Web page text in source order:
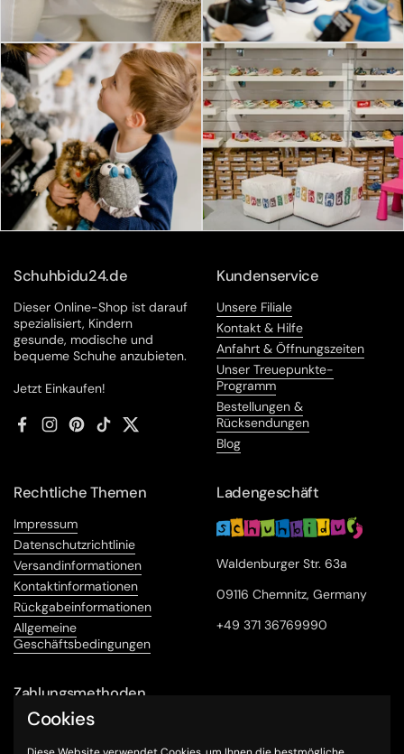
Schuhbidu24.de
Dieser Online-Shop ist darauf
spezialisiert, Kindern
gesunde, modische und
bequeme Schuhe anzubieten.
Jetzt Einkaufen!
FacebookInstagram
Pinterest
TikTokTwitter
Kundenservice
Unsere Filiale
Kontakt & Hilfe
Anfahrt & Öffnungszeiten
Unser Treuepunkte-
Programm
Bestellungen &
Rücksendungen
Blog
Rechtliche Themen
Impressum
Datenschutzrichtlinie
Versandinformationen
Kontaktinformationen
Rückgabeinformationen
Allgemeine
Geschäftsbedingungen
Ladengeschäft
Waldenburger Str. 63a
09116 Chemnitz, Germany
+49 371 36769990
Zahlungsmethoden
Cookies